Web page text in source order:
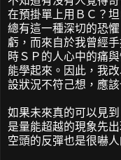
在預掛單上用ＢＣ？
總有這一種深切的恐
虧，而來自於我曾經
時ＳＰ的人心中的痛
能學起來。因此，我
設狀況不符己想，應
如果未來真的可以見
是量能超越的現象先
空頭的反彈也是很嚇人